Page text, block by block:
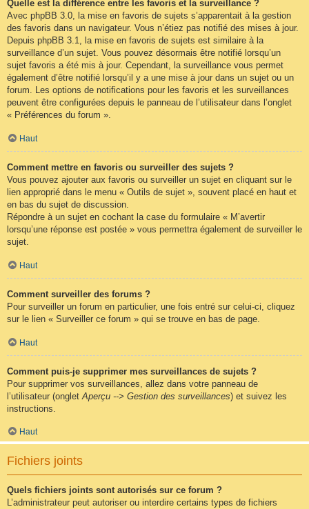
Quelle est la différence entre les favoris et la surveillance ?
Avec phpBB 3.0, la mise en favoris de sujets s’apparentait à la gestion
des favoris dans un navigateur. Vous n’étiez pas notifié des mises à jour.
Depuis phpBB 3.1, la mise en favoris de sujets est similaire à la
surveillance d’un sujet. Vous pouvez désormais être notifié lorsqu’un
sujet favoris a été mis à jour. Cependant, la surveillance vous permet
également d’être notifié lorsqu’il y a une mise à jour dans un sujet ou un
forum. Les options de notifications pour les favoris et les surveillances
peuvent être configurées depuis le panneau de l’utilisateur dans l’onglet
« Préférences du forum ».
Haut
Comment mettre en favoris ou surveiller des sujets ?
Vous pouvez ajouter aux favoris ou surveiller un sujet en cliquant sur le
lien approprié dans le menu « Outils de sujet », souvent placé en haut et
en bas du sujet de discussion.
Répondre à un sujet en cochant la case du formulaire « M’avertir
lorsqu’une réponse est postée » vous permettra également de surveiller le
sujet.
Haut
Comment surveiller des forums ?
Pour surveiller un forum en particulier, une fois entré sur celui-ci, cliquez
sur le lien « Surveiller ce forum » qui se trouve en bas de page.
Haut
Comment puis-je supprimer mes surveillances de sujets ?
Pour supprimer vos surveillances, allez dans votre panneau de
l’utilisateur (onglet Aperçu --> Gestion des surveillances) et suivez les
instructions.
Haut
Fichiers joints
Quels fichiers joints sont autorisés sur ce forum ?
L’administrateur peut autoriser ou interdire certains types de fichiers